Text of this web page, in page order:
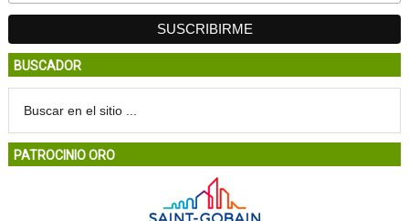
BUSCADOR
PATROCINIO ORO